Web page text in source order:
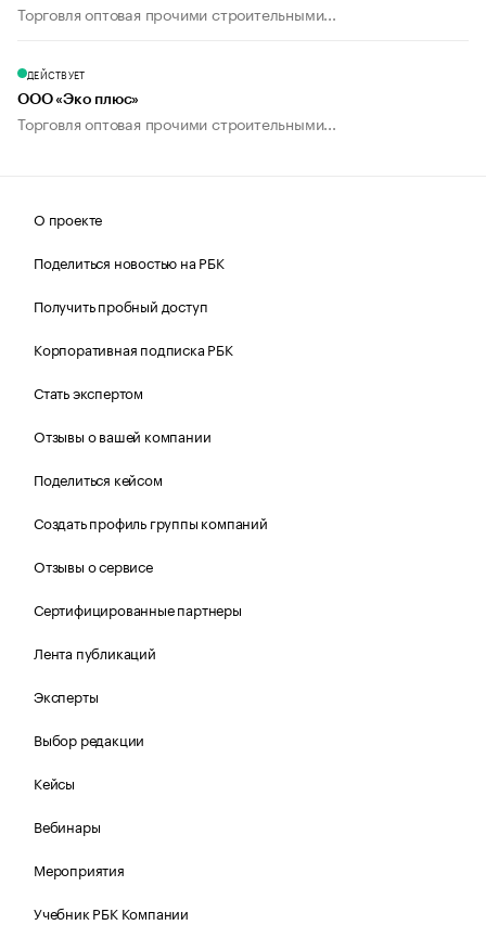
Торговля оптовая прочими строительными...
ДЕЙСТВУЕТ
ООО «Эко плюс»
Торговля оптовая прочими строительными...
О проекте
Поделиться новостью на РБК
Получить пробный доступ
Корпоративная подписка РБК
Стать экспертом
Отзывы о вашей компании
Поделиться кейсом
Создать профиль группы компаний
Отзывы о сервисе
Сертифицированные партнеры
Лента публикаций
Эксперты
Выбор редакции
Кейсы
Вебинары
Мероприятия
Учебник РБК Компании